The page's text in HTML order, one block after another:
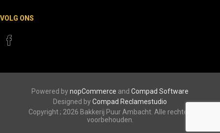
VOLG ONS
Powered bynopCommerce and Compad Software
Designed byCompad Reclamestudio
Copyright ; 2026 Bakkerij Puur Ambacht. Alle rechten
voorbehouden.